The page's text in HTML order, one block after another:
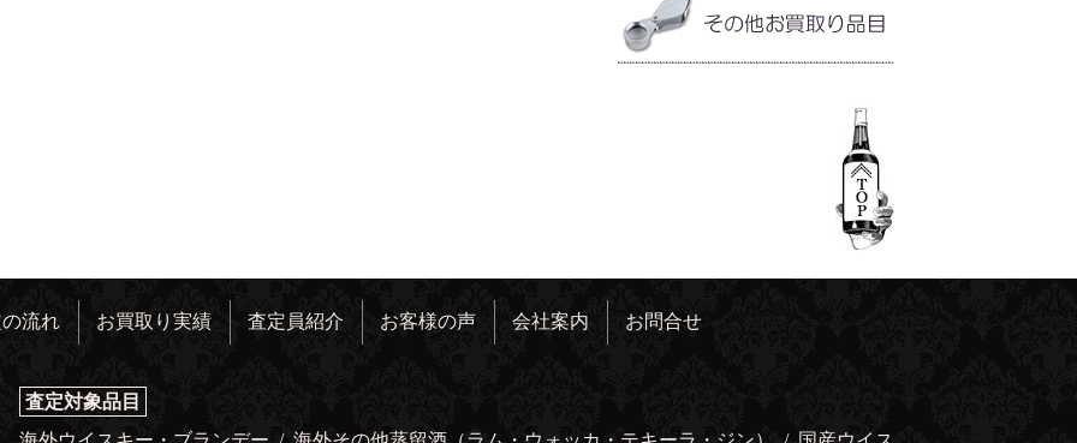
流れ お買取り実績 査定員紹介 お客様の声 会社案内 お問合せ
査定対象品目